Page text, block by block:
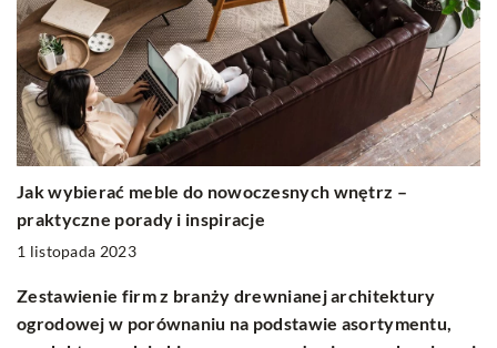
Jak wybierać meble do nowoczesnych wnętrz –
praktyczne porady i inspiracje
1 listopada 2023
Zestawienie firm z branży drewnianej architektury
ogrodowej w porównaniu na podstawie asortymentu,